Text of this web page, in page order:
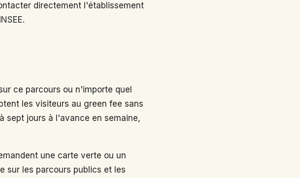
directement l'établissement
ce parcours ou n'importe quel
les visiteurs au green fee sans
sept jours à l'avance en semaine,
une carte verte ou un
sur les parcours publics et les